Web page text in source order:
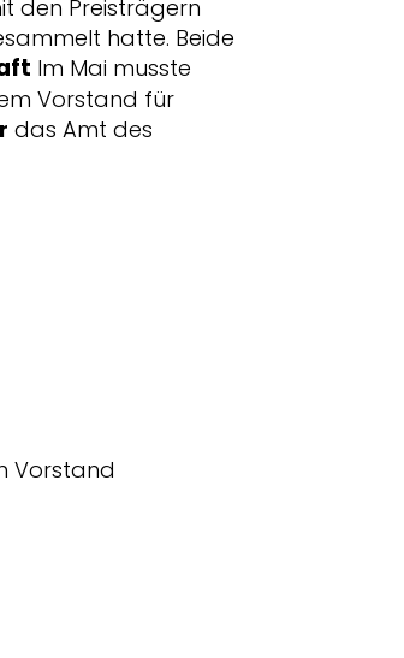
den Preisträgern
hatte. Beide
Im Mai musste
Vorstand für
das Amt des
Vorstand